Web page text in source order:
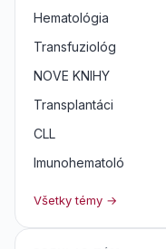
Hematológia
Transfuziológ
NOVE KNIHY
Transplantáci
CLL
Imunohematoló
Všetky témy →